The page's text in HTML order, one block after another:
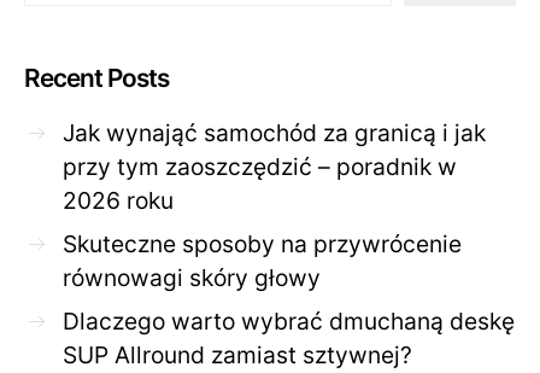
Recent Posts
Jak wynająć samochód za granicą i jak
przy tym zaoszczędzić – poradnik w
2026 roku
Skuteczne sposoby na przywrócenie
równowagi skóry głowy
Dlaczego warto wybrać dmuchaną deskę
SUP Allround zamiast sztywnej?